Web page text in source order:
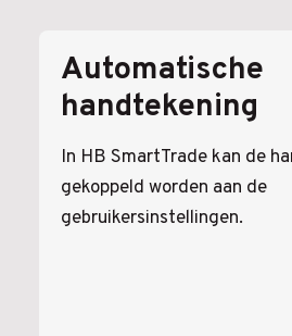
Automatische
handtekening
In HB SmartTrade kan de
gekoppeld worden aan de
gebruikersinstellingen.